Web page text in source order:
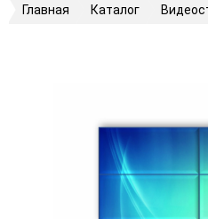
Главная Каталог